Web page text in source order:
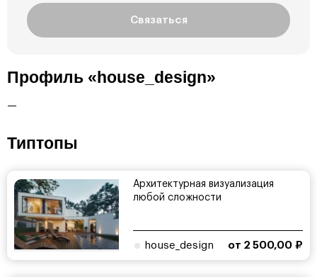
Связаться
Профиль «house_design»
—
Типтопы
Архитектурная визуализация
любой сложности
house_design от 2 500,00 ₽